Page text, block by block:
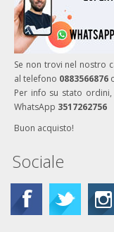
Se non trovi nel nostro
al telefono 0883566876
Per info su stato
WhatsApp 3517262756
Buon acquisto!
Sociale